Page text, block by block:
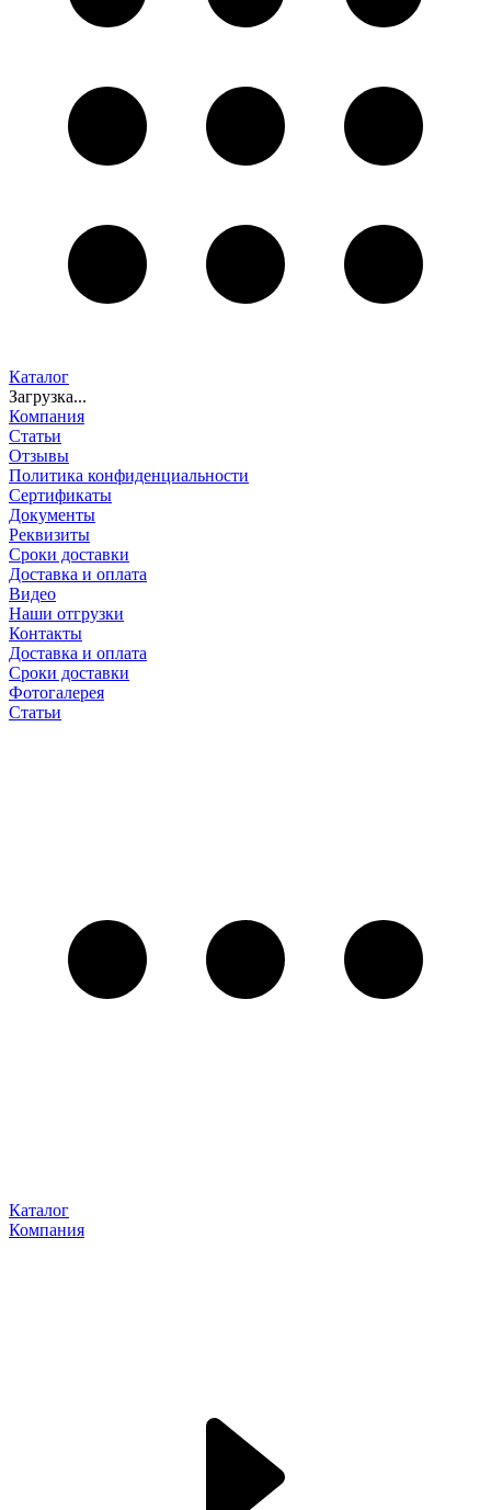
Каталог
Загрузка...
Компания
Статьи
Отзывы
Политика конфиденциальности
Сертификаты
Документы
Реквизиты
Сроки доставки
Доставка и оплата
Видео
Наши отгрузки
Контакты
Доставка и оплата
Сроки доставки
Фотогалерея
Статьи
Каталог
Компания